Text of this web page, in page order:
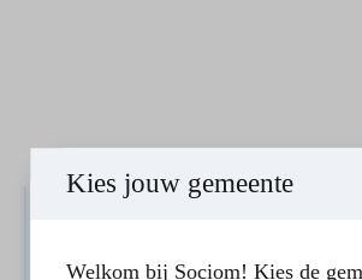
Kies jouw gemeente
Welkom bij Sociom! Kies de